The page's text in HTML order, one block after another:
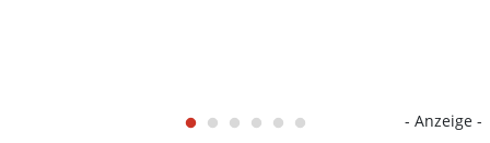
- Anzeige -